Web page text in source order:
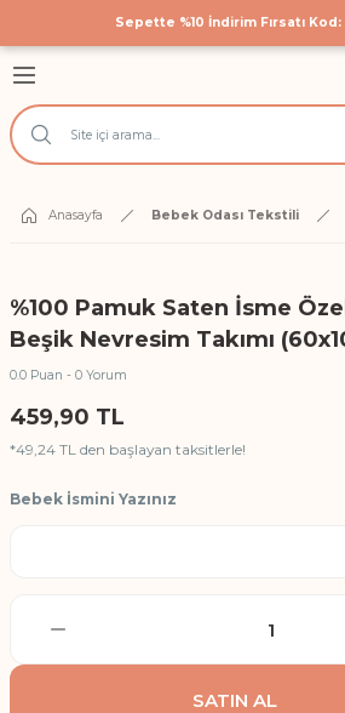
Sepette %10 İndirim Fırsatı Kod:
Geri Dön
Çıkış Seti
Geri Dön
Nevresim Takımları
Nevresim Takımları
Nevresim Takımları
Geri Dön
Bodyler
Doğum Günü Body ve Tulumlar
Anasayfa Bebek Odası Tekstili
%100 Pamuk Saten İsme
Beşik Nevresim Takımı
0.0 Puan - 0 Yorum
459,90 TL
*49,24 TL den başlayan taksitlerle!
Bebek İsmini Yazınız
SATIN AL